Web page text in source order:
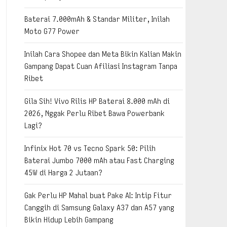
Baterai 7.000mAh & Standar Militer, Inilah
Moto G77 Power
Inilah Cara Shopee dan Meta Bikin Kalian Makin
Gampang Dapat Cuan Afiliasi Instagram Tanpa
Ribet
Gila Sih! Vivo Rilis HP Baterai 8.000 mAh di
2026, Nggak Perlu Ribet Bawa Powerbank
Lagi?
Infinix Hot 70 vs Tecno Spark 50: Pilih
Baterai Jumbo 7000 mAh atau Fast Charging
45W di Harga 2 Jutaan?
Gak Perlu HP Mahal buat Pake AI: Intip Fitur
Canggih di Samsung Galaxy A37 dan A57 yang
Bikin Hidup Lebih Gampang